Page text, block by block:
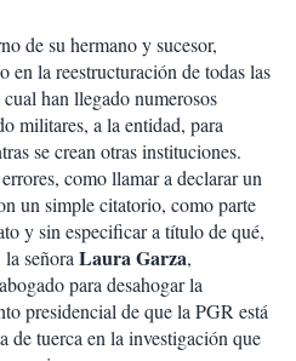
de su hermano y sucesor,
en la reestructuración de todas las
han llegado numerosos
militares, a la entidad, para
se crean otras instituciones.
como llamar a declarar un
un simple citatorio, como parte
y sin especificar a título de qué,
la señora Laura Garza,
para desahogar la
presidencial de que la PGR está
de tuerca en la investigación que